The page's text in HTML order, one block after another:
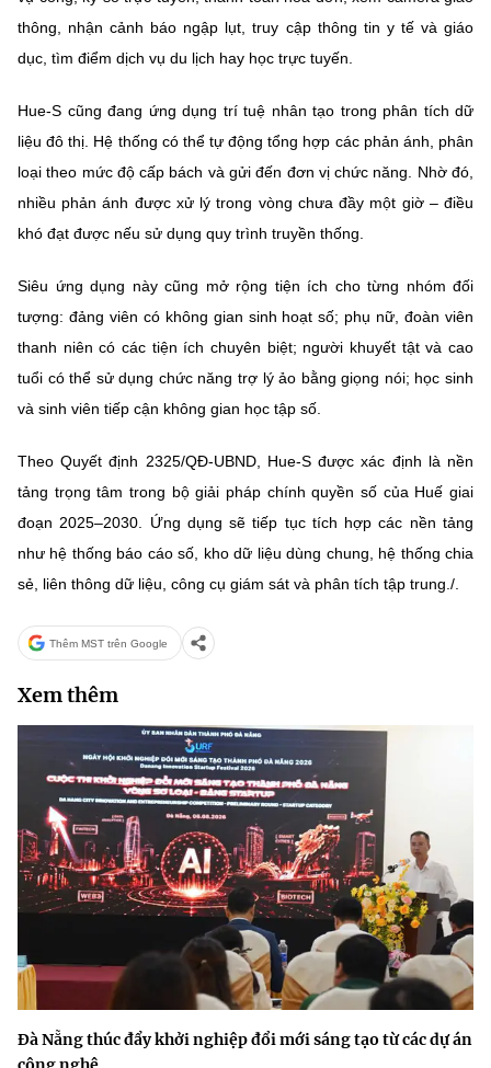
thông, nhận cảnh báo ngập lụt, truy cập thông tin y tế và giáo
dục, tìm điểm dịch vụ du lịch hay học trực tuyến.
Hue-S cũng đang ứng dụng trí tuệ nhân tạo trong phân tích dữ
liệu đô thị. Hệ thống có thể tự động tổng hợp các phản ánh, phân
loại theo mức độ cấp bách và gửi đến đơn vị chức năng. Nhờ đó,
nhiều phản ánh được xử lý trong vòng chưa đầy một giờ – điều
khó đạt được nếu sử dụng quy trình truyền thống.
Siêu ứng dụng này cũng mở rộng tiện ích cho từng nhóm đối
tượng: đảng viên có không gian sinh hoạt số; phụ nữ, đoàn viên
thanh niên có các tiện ích chuyên biệt; người khuyết tật và cao
tuổi có thể sử dụng chức năng trợ lý ảo bằng giọng nói; học sinh
và sinh viên tiếp cận không gian học tập số.
Theo Quyết định 2325/QĐ-UBND, Hue-S được xác định là nền
tảng trọng tâm trong bộ giải pháp chính quyền số của Huế giai
đoạn 2025–2030. Ứng dụng sẽ tiếp tục tích hợp các nền tảng
như hệ thống báo cáo số, kho dữ liệu dùng chung, hệ thống chia
sẻ, liên thông dữ liệu, công cụ giám sát và phân tích tập trung./.
Thêm MST trên Google
Xem thêm
Đà Nẵng thúc đẩy khởi nghiệp đổi mới sáng tạo từ các dự án